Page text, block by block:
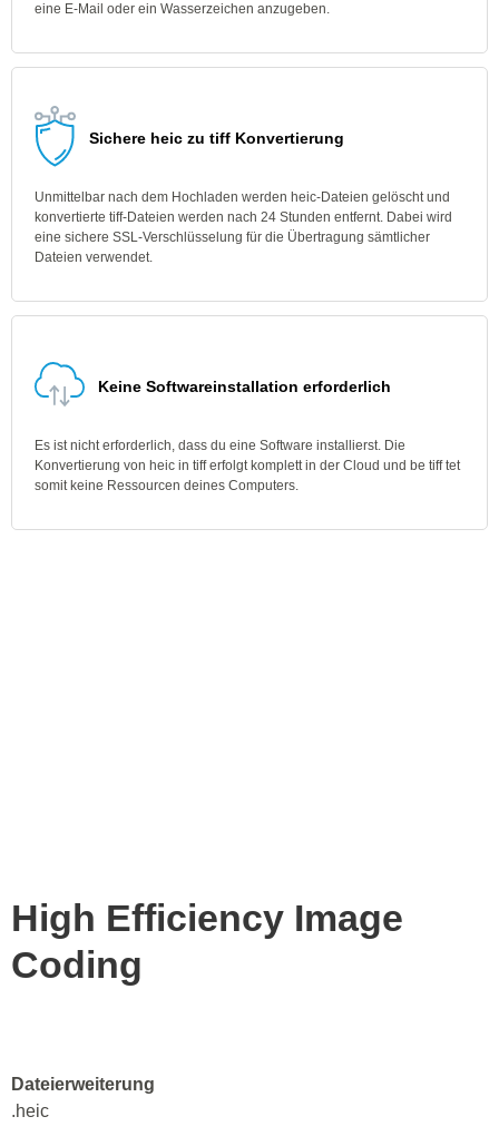
eine E-Mail oder ein Wasserzeichen anzugeben.
Sichere heic zu tiff Konvertierung
Unmittelbar nach dem Hochladen werden heic-Dateien gelöscht und
konvertierte tiff-Dateien werden nach 24 Stunden entfernt. Dabei wird
eine sichere SSL-Verschlüsselung für die Übertragung sämtlicher
Dateien verwendet.
Keine Softwareinstallation erforderlich
Es ist nicht erforderlich, dass du eine Software installierst. Die
Konvertierung von heic in tiff erfolgt komplett in der Cloud und be tiff tet
somit keine Ressourcen deines Computers.
Coding